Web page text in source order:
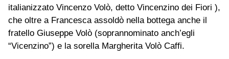
italianizzato Vincenzo Volò, detto Vincenzino dei Fiori ),
che oltre a Francesca assoldò nella bottega anche il
fratello Giuseppe Volò (soprannominato anch’egli
“Vicenzino”) e la sorella Margherita Volò Caffi.